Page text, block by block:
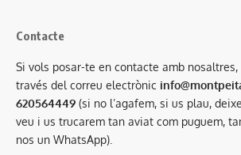
Contacte
Si vols posar-te en contacte amb
través del correu electrònic
620564449 (si no l’agafem, si us plau,
veu i us trucarem tan aviat com puguem,
nos un WhatsApp).